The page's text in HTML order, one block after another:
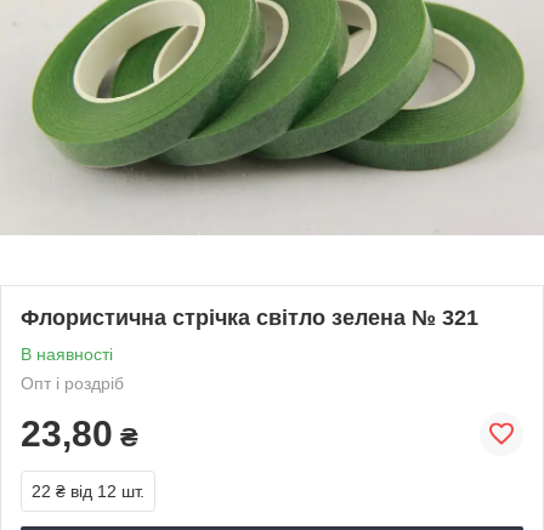
Флористична стрічка світло зелена № 321
В наявності
Опт і роздріб
23,80 ₴
22 ₴ від 12 шт.